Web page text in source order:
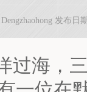
发布日
海，三